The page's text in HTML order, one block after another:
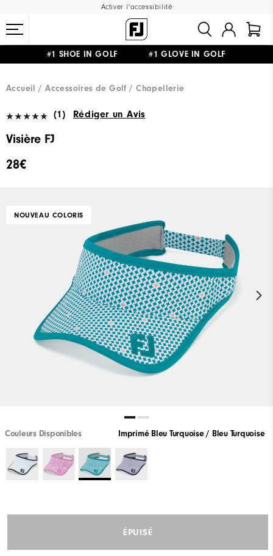
Activer l'accessibilité
#1 SHOE IN GOLF #1 GLOVE IN GOLF
Accueil
Accessoires de Golf Chapellerie
(1) Rédiger un Avis
Visière FJ
28€
NOUVEAU COLORIS
Couleurs Disponibles Imprimé Bleu Turquoise / Bleu Turquoise
ÉPUISÉ